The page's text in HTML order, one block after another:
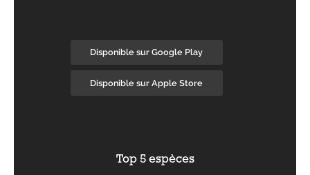
Disponible sur Google Play
Disponible sur Apple Store
Top 5 espèces